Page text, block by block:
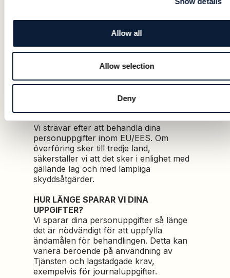
Allow all
Allow selection
Deny
tredje part, men delar dem med företag i
Tjänsten.Vi delar även dina
personuppgifter med myndigheter om det
är nödvändigt enligt lag. Personuppgifter
kan även delas med tredjepartstjänster,
plattformar som Meta, Google, Microsoft
(Bing), LinkedIn och TikTok.
Vi strävar efter att behandla dina
personuppgifter inom EU/EES. Om
överföring sker till tredje land,
säkerställer vi att det sker i enlighet med
gällande lag och med lämpliga
skyddsåtgärder.
HUR LÄNGE SPARAR VI DINA
UPPGIFTER?
Vi sparar dina personuppgifter så länge
det är nödvändigt för att uppfylla
ändamålen för behandlingen. Detta kan
variera beroende på användning av
Tjänsten och lagstadgade krav,
exempelvis för journaluppgifter.